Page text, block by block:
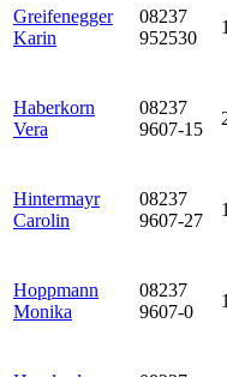
Greifenegger
Karin
08237
952530
Haberkorn
Vera
08237
9607-15
Hintermayr
Carolin
08237
9607-27
Hoppmann
Monika
08237
9607-0